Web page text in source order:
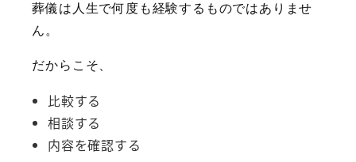
葬儀は人生で何度も経験するものではありませ
ん。
だからこそ、
比較する
相談する
内容を確認する